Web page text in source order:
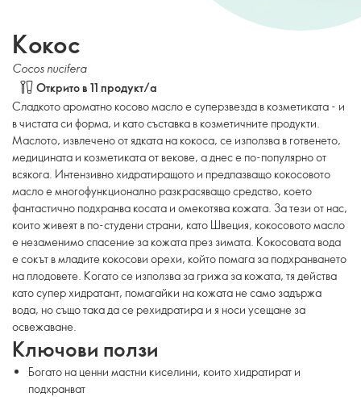
Кокос
Cocos nucifera
Открито в 11 продукт/а
Сладкото ароматно косово масло е суперзвезда в козметиката - и
в чистата си форма, и като съставка в козметичните продукти.
Маслото, извлечено от ядката на кокоса, се използва в готвенето,
медицината и козметиката от векове, а днес е по-популярно от
всякога. Интензивно хидратиращото и предпазващо кокосовото
масло е многофункционално разкрасяващо средство, което
фантастично подхранва косата и омекотява кожата. За тези от нас,
които живеят в по-студени страни, като Швеция, кокосовото масло
е незаменимо спасение за кожата през зимата. Кокосовата вода
е сокът в младите кокосови орехи, който помага за подхранването
на плодовете. Когато се използва за грижа за кожата, тя действа
като супер хидратант, помагайки на кожата не само задържа
вода, но също така да се рехидратира и я носи усещане за
освежаване.
Ключови ползи
Богато на ценни мастни киселини, които хидратират и
подхранват